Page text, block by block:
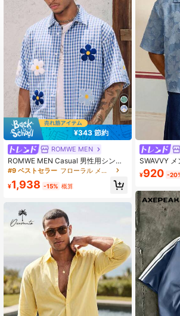
4.86 332K フォロワー
4.86 332K フォロワー
¥343 節約
ROMWE MEN
ROMWE MEN Casual 男性用シンプ
ルファッションシャツ、夏に最適
#9 ベストセラー フローラル メンズシャツ
¥1,938 -15% 概算
SWAVVY
ジャガード
¥920 -